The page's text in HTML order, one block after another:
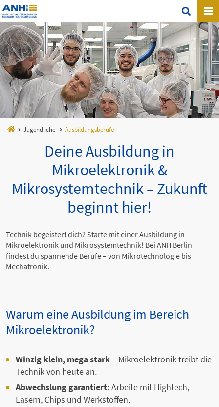
Jugendliche Ausbildungsberufe
Deine Ausbildung in
Mikroelektronik &
Mikrosystemtechnik – Zukunft
beginnt hier!
Technik begeistert dich? Starte mit einer Ausbildung in
Mikroelektronik und Mikrosystemtechnik! Bei ANH Berlin
findest du spannende Berufe – von Mikrotechnologie bis
Mechatronik.
Warum eine Ausbildung im Bereich
Mikroelektronik?
Winzig klein, mega stark– Mikroelektronik treibt die
Technik von heute an.
Abwechslung garantiert:Arbeite mit Hightech,
Lasern, Chips und Werkstoffen.